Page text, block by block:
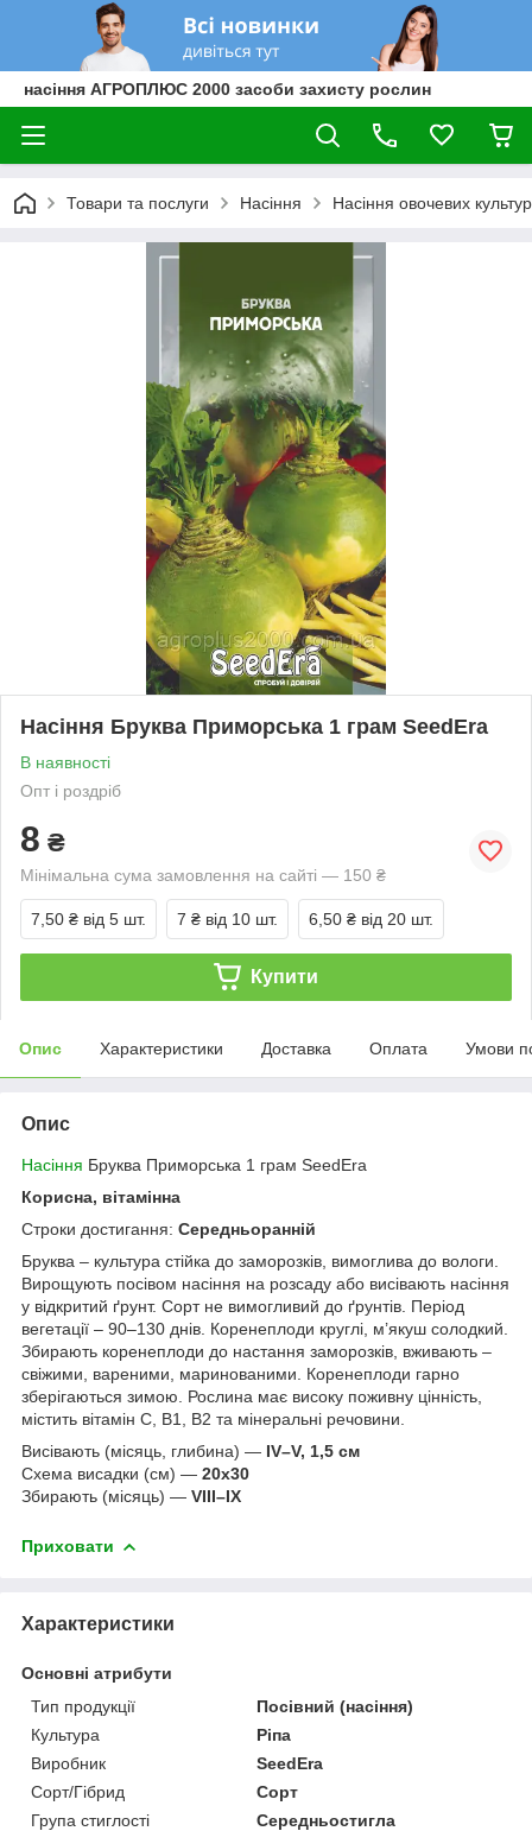
насіння АГРОПЛЮС 2000 засоби захисту рослин
Товари та послуги Насіння Насіння овочевих культур
Насіння Бруква Приморська 1 грам SeedEra
В наявності
Опт і роздріб
8 ₴
Мінімальна сума замовлення на сайті — 150 ₴
7,50 ₴ від 5 шт. 7 ₴ від 10 шт. 6,50 ₴ від 20 шт.
Купити
Опис Характеристики Доставка Оплата Умови
Опис
Насіння Бруква Приморська 1 грам SeedEra
Корисна, вітамінна
Строки достигання: Середньоранній
Бруква – культура стійка до заморозків, вимоглива до вологи.
Вирощують посівом насіння на розсаду або висівають насіння
у відкритий ґрунт. Сорт не вимогливий до ґрунтів. Період
вегетації – 90–130 днів. Коренеплоди круглі, м’якуш солодкий.
Збирають коренеплоди до настання заморозків, вживають –
свіжими, вареними, маринованими. Коренеплоди гарно
зберігаються зимою. Рослина має високу поживну цінність,
містить вітамін С, В1, В2 та мінеральні речовини.
Висівають (місяць, глибина) — IV–V, 1,5 см
Схема висадки (см) — 20х30
Збирають (місяць) — VIIІ–ІХ
Приховати
Характеристики
Основні атрибути
Тип продукції
Посівний (насіння)
Культура
Ріпа
Виробник
SeedEra
Сорт/Гібрид
Сорт
Група стиглості
Середньостигла